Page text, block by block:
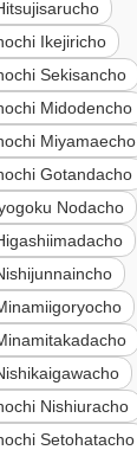
Ikejiricho
Sekisancho
Midodencho
Miyamaecho
Gotandacho
Nodacho
Nishiuracho
Setohatacho